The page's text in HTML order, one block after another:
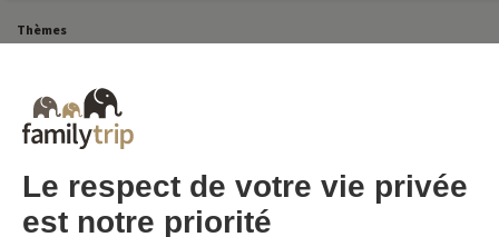
Thèmes
Court séjour de dernière minute
Court séjour Insolite
Destinations
Vacances au Ski en France
Le respect de votre vie privée
est notre priorité